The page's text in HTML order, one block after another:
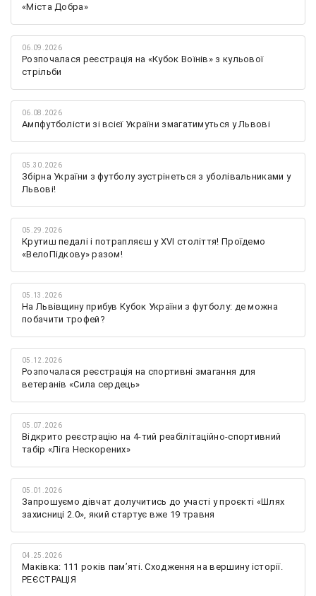
«Міста Добра»
06.09.2026
Розпочалася реєстрація на «Кубок Воїнів» з кульової
стрільби
06.08.2026
Ампфутболісти зі всієї України змагатимуться у Львові
05.30.2026
Збірна України з футболу зустрінеться з уболівальниками у
Львові!
05.29.2026
Крутиш педалі і потрапляєш у XVI століття! Проїдемо
«ВелоПідкову» разом!
05.13.2026
На Львівщину прибув Кубок України з футболу: де можна
побачити трофей?
05.12.2026
Розпочалася реєстрація на спортивні змагання для
ветеранів «Сила сердець»
05.07.2026
Відкрито реєстрацію на 4-тий реабілітаційно-спортивний
табір «Ліга Нескорених»
05.01.2026
Запрошуємо дівчат долучитись до участі у проєкті «Шлях
захисниці 2.0», який стартує вже 19 травня
04.25.2026
Маківка: 111 років пам’яті. Сходження на вершину історії.
РЕЄСТРАЦІЯ